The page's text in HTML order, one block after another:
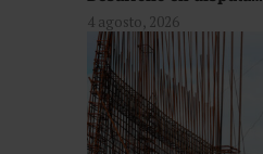
4 agosto, 2026